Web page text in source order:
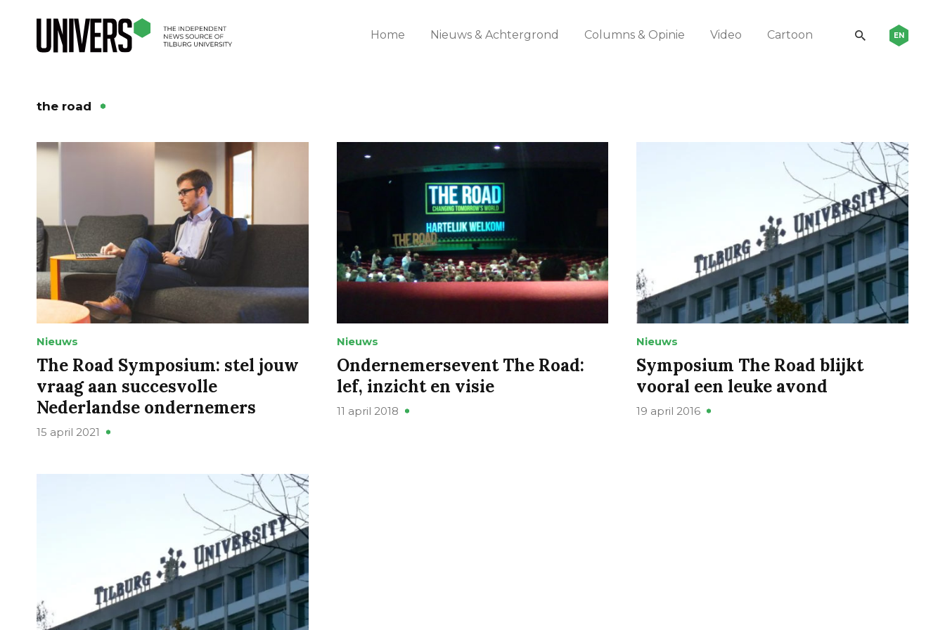
Home Nieuws & Achtergrond Columns & Opinie Video Cartoon EN
the road
Nieuws
The Road Symposium: stel jouw
vraag aan succesvolle
Nederlandse ondernemers
15 april 2021
Nieuws
Ondernemersevent The Road:
lef, inzicht en visie
11 april 2018
Nieuws
Symposium The Road blijkt
vooral een leuke avond
19 april 2016